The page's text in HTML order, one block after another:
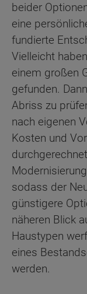
beider
eine
fundierte
Vielleicht
einem großen
gefunden.
Abriss zu
nach eigenen
Kosten und
sodass der
günstigere
näheren Blick
Haustypen
eines
werden.